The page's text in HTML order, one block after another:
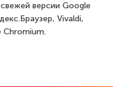
версии Google
Vivaldi,
Chromium.